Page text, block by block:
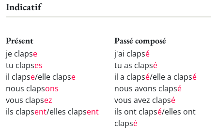
Indicatif
Présent
je clapse
tu clapses
il clapse/elle clapse
nous clapsons
vous clapsez
ils clapsent/elles clapsent
Passé composé
j'ai clapsé
tu as clapsé
il a clapsé/elle a clapsé
nous avons clapsé
vous avez clapsé
ils ont clapsé/elles ont
clapsé